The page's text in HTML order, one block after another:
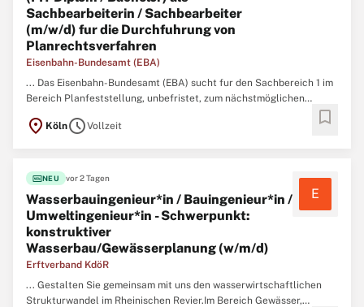
Sachbearbeiterin / Sachbearbeiter
(m/w/d) fur die Durchfuhrung von
Planrechtsverfahren
Eisenbahn-Bundesamt (EBA)
... Das Eisenbahn-Bundesamt (EBA) sucht fur den Sachbereich 1 im
Bereich Planfeststellung, unbefristet, zum nächstmöglichen
(m/w/d) (FH-
Diplom / Bachelor) als Sachbearbeiterin / Sachbearbeiter (m/w/d)
location_on KölnscheduleVollzeit bookmark
fiber_newNEU vor 2 Tagen
Wasserbauingenieur*in / Bauingenieur*in /
Umweltingenieur*in - Schwerpunkt:
konstruktiver
Wasserbau/Gewässerplanung (w/m/d)
Erftverband KdöR
E
... Gestalten Sie gemeinsam mit uns den wasserwirtschaftlichen
Strukturwandel im Rheinischen Revier.Im Bereich Gewässer,